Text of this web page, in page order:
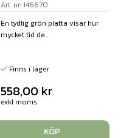
Art. nr: 146670
En tydlig grön platta visar hur
mycket tid de...
Finns i lager
558,00 kr
exkl moms
KÖP